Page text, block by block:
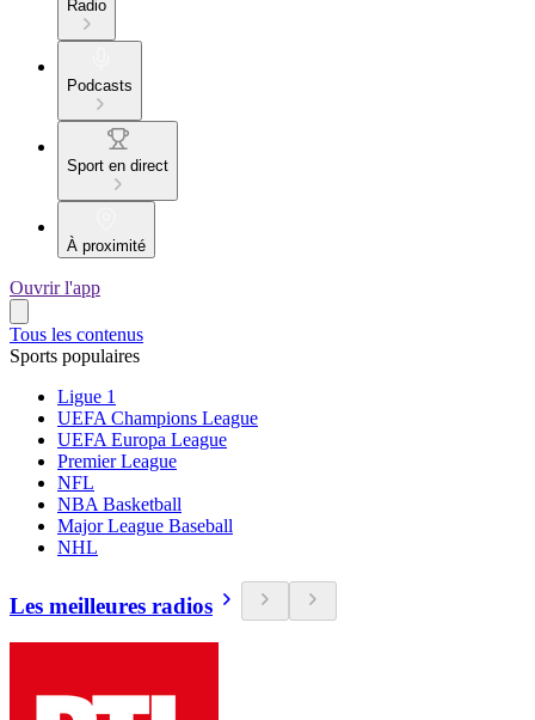
Radio
Podcasts
Sport en direct
À proximité
Ouvrir l'app
Tous les contenus
Sports populaires
Ligue 1
UEFA Champions League
UEFA Europa League
Premier League
NFL
NBA Basketball
Major League Baseball
NHL
Les meilleures radios